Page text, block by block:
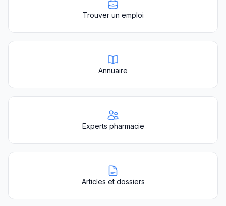
Trouver un emploi
Annuaire
Experts pharmacie
Articles et dossiers